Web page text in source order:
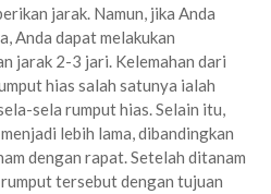
jarak. Namun, jika Anda
Anda dapat melakukan
jarak 2-3 jari. Kelemahan dari
hias salah satunya ialah
sela rumput hias. Selain itu,
lebih lama, dibandingkan
dengan rapat.Setelah ditanam
tersebut dengan tujuan